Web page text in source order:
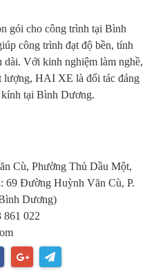
gói cho công trình tại Bình
công trình đạt độ bền, tính
dài. Với kinh nghiệm làm nghề,
lượng, HAI XE là đối tác đáng
tại Bình Dương.
Cù, Phường Thủ Dầu Một,
69 Đường Huỳnh Văn Cù, P.
Dương)
022